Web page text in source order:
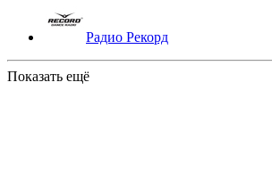
Радио Рекорд
Показать ещё